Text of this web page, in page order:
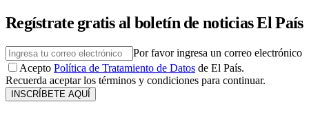
Regístrate gratis al boletín de noticias El País
Por favor ingresa un correo electrónico
Acepto Política de Tratamiento de Datos de El País.
Recuerda aceptar los términos y condiciones para continuar.
INSCRÍBETE AQUÍ